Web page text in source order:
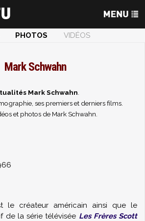
PHOTOS
VIDÉOS
Mark Schwahn
Mark Schwahn
ses premiers et derniers films.
et photos de Mark Schwahn.
le créateur américain ainsi que le
de la série télévisée Les Frères Scott